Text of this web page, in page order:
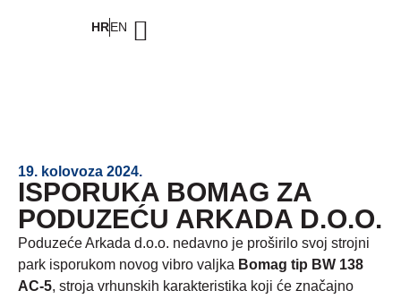
HREN
19. kolovoza 2024.
ISPORUKA BOMAG ZA
PODUZEĆU ARKADA D.O.O.
Poduzeće Arkada d.o.o. nedavno je proširilo svoj strojni
park isporukom novog vibro valjka Bomag tip BW 138
AC-5, stroja vrhunskih karakteristika koji će značajno